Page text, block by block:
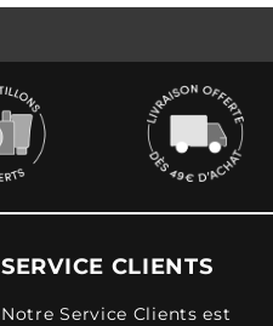
SERVICE CLIENTS
Notre Service Clients est